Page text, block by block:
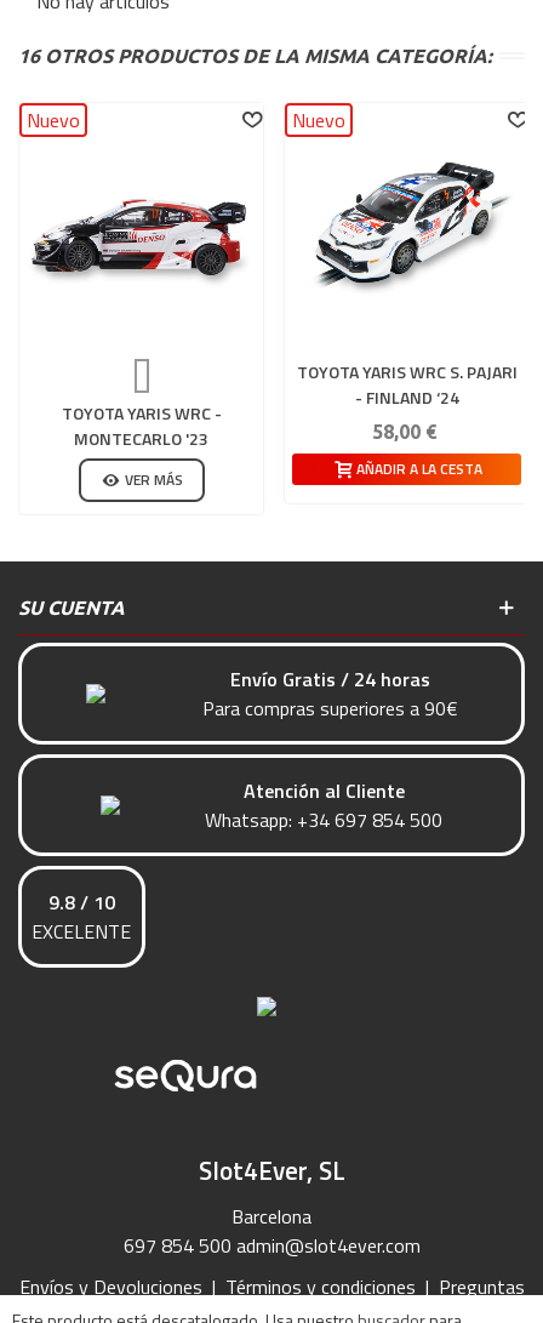
16 OTROS PRODUCTOS DE LA MISMA CATEGORÍA:
Nuevo
TOYOTA YARIS WRC -
MONTECARLO '23
VER MÁS
Nuevo
TOYOTA YARIS WRC S. PAJARI
- FINLAND ‘24
58,00 €
AÑADIR A LA CESTA
SU CUENTA
Envío Gratis / 24 horas
Para compras superiores a 90€
Atención al Cliente
Whatsapp: +34 697 854 500
9.8 / 10
EXCELENTE
Slot4Ever, SL
Barcelona
697 854 500 admin@slot4ever.com
Envíos y Devoluciones | Términos y condiciones | Preguntas
Frecuentes| Contacto